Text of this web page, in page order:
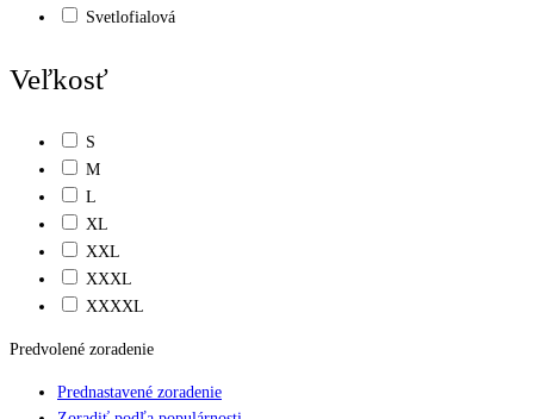
Svetlofialová
Veľkosť
S
M
L
XL
XXL
XXXL
XXXXL
Predvolené zoradenie
Prednastavené zoradenie